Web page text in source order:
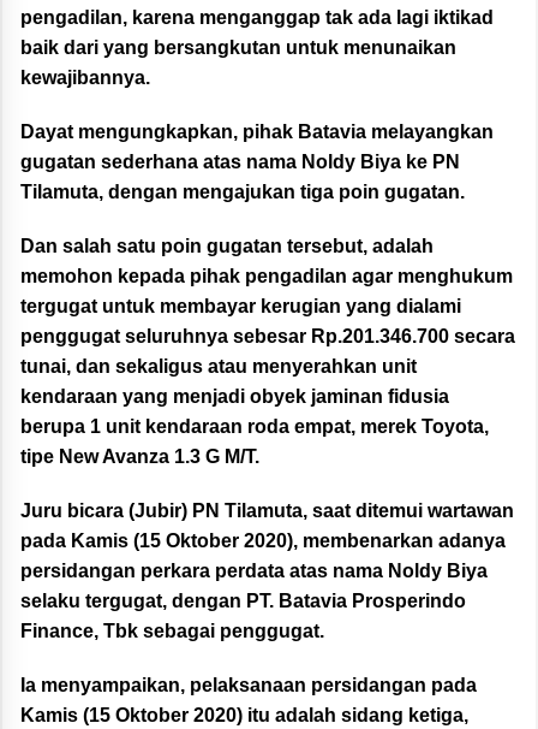
pengadilan, karena menganggap tak ada lagi iktikad
baik dari yang bersangkutan untuk menunaikan
kewajibannya.
Dayat mengungkapkan, pihak Batavia melayangkan
gugatan sederhana atas nama Noldy Biya ke PN
Tilamuta, dengan mengajukan tiga poin gugatan.
Dan salah satu poin gugatan tersebut, adalah
memohon kepada pihak pengadilan agar menghukum
tergugat untuk membayar kerugian yang dialami
penggugat seluruhnya sebesar Rp.201.346.700 secara
tunai, dan sekaligus atau menyerahkan unit
kendaraan yang menjadi obyek jaminan fidusia
berupa 1 unit kendaraan roda empat, merek Toyota,
tipe New Avanza 1.3 G M/T.
Juru bicara (Jubir) PN Tilamuta, saat ditemui wartawan
pada Kamis (15 Oktober 2020), membenarkan adanya
persidangan perkara perdata atas nama Noldy Biya
selaku tergugat, dengan PT. Batavia Prosperindo
Finance, Tbk sebagai penggugat.
Ia menyampaikan, pelaksanaan persidangan pada
Kamis (15 Oktober 2020) itu adalah sidang ketiga,